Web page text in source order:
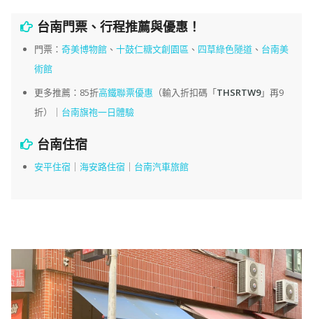
台南門票、行程推薦與優惠！
門票： 奇美博物館、 十鼓仁糖文創園區 、 四草綠色隧道、 台南美
術館
更多推薦：85折高鐵聯票優惠 （輸入折扣碼「THSRTW9」再9
折）｜ 台南旗袍一日體驗
台南住宿
安平住宿｜ 海安路住宿｜ 台南汽車旅館